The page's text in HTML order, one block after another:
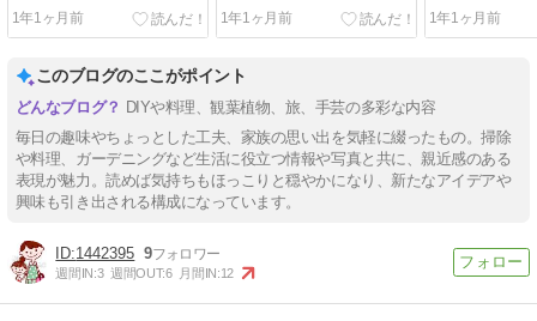
1年1ヶ月前
1年1ヶ月前
1年1ヶ月前
このブログのここがポイント
DIYや料理、観葉植物、旅、手芸の多彩な内容
毎日の趣味やちょっとした工夫、家族の思い出を気軽に綴ったもの。掃除
や料理、ガーデニングなど生活に役立つ情報や写真と共に、親近感のある
表現が魅力。読めば気持ちもほっこりと穏やかになり、新たなアイデアや
興味も引き出される構成になっています。
1442395 9
週間IN:3 週間OUT:6 月間IN:12